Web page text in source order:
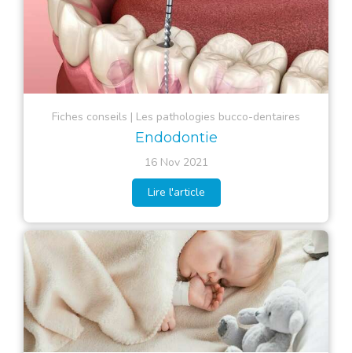
Fiches conseils Les pathologies bucco-dentaires
Endodontie
16 Nov 2021
Lire l'article